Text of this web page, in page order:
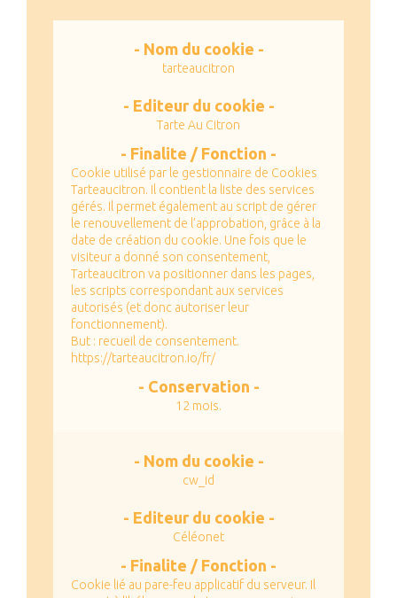
tarteaucitron
Tarte Au Citron
Cookie utilisé par le gestionnaire de Cookies
Tarteaucitron. Il contient la liste des services
gérés. Il permet également au script de gérer
le renouvellement de l’approbation, grâce à la
date de création du cookie. Une fois que le
visiteur a donné son consentement,
Tarteaucitron va positionner dans les pages,
les scripts correspondant aux services
autorisés (et donc autoriser leur
fonctionnement).
But : recueil de consentement.
https://tarteaucitron.io/fr/
12 mois.
cw_id
Céléonet
Cookie lié au pare-feu applicatif du serveur. Il